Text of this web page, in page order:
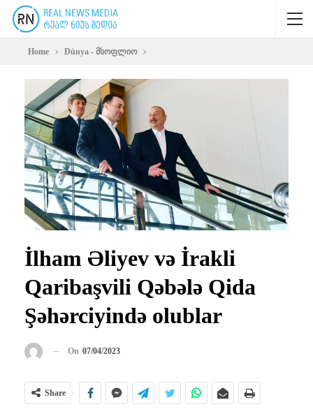
Home Dünya - მსოფლიო
İlham Əliyev və İrakli
Qaribaşvili Qəbələ Qida
Şəhərciyində olublar
On 07/04/2023
Share